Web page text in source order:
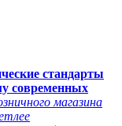
стандарты
современных
магазина